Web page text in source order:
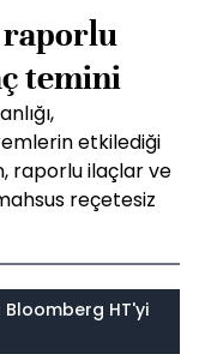
raporlu
temini
etkilediği
raporlu ilaçlar ve
reçetesiz
HT'yi